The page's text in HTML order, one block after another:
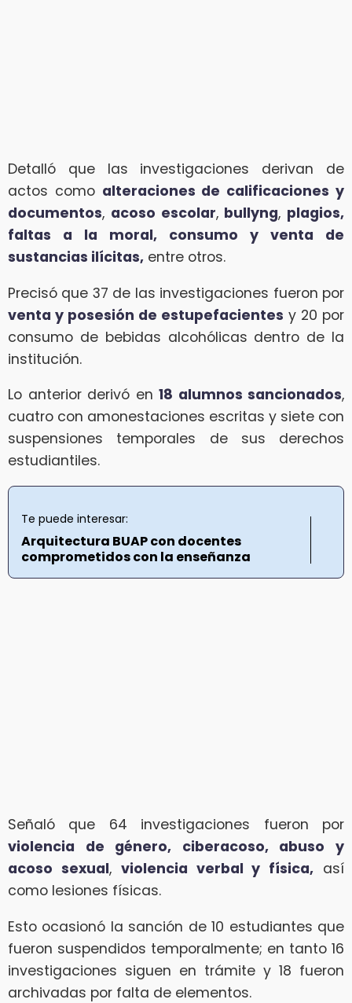
Detalló que las investigaciones derivan de
actos como alteraciones de calificaciones y
documentos, acoso escolar, bullyng, plagios,
faltas a la moral, consumo y venta de
sustancias ilícitas, entre otros.
Precisó que 37 de las investigaciones fueron por
venta y posesión de estupefacientes y 20 por
consumo de bebidas alcohólicas dentro de la
institución.
Lo anterior derivó en 18 alumnos sancionados,
cuatro con amonestaciones escritas y siete con
suspensiones temporales de sus derechos
estudiantiles.
Te puede interesar:
Arquitectura BUAP con docentes
comprometidos con la enseñanza
Señaló que 64 investigaciones fueron por
violencia de género, ciberacoso, abuso y
acoso sexual, violencia verbal y física, así
como lesiones físicas.
Esto ocasionó la sanción de 10 estudiantes que
fueron suspendidos temporalmente; en tanto 16
investigaciones siguen en trámite y 18 fueron
archivadas por falta de elementos.